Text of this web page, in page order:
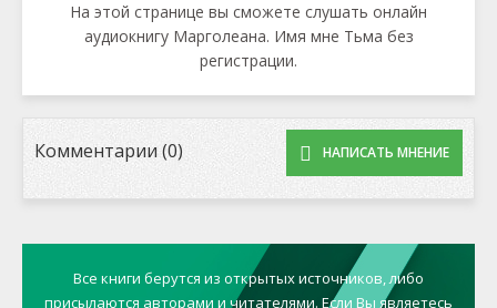
На этой странице вы сможете слушать онлайн
аудиокнигу Марголеана. Имя мне Тьма без
регистрации.
Комментарии (0) НАПИСАТЬ МНЕНИЕ
Все книги берутся из открытых источников, либо
присылаются авторами и читателями. Если Вы являетесь